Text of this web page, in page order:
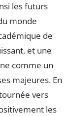
les futurs
monde
de
et une
comme un
majeures. En
vers
les